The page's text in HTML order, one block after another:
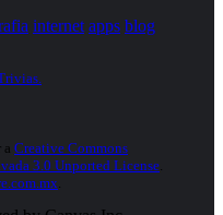
internet apps blog
a Creative Commons
3.0 Unported License.
.